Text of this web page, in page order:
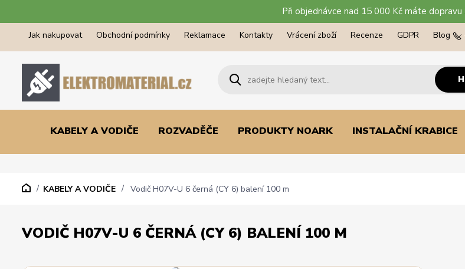
Při objednávce nad 15 000 Kč máte dopravu
Jak nakupovat Obchodní podmínky Reklamace Kontakty Vrácení zboží Recenze GDPR Blog
KABELY A VODIČE ROZVADĚČE PRODUKTY NOARK INSTALAČNÍ KRABICE
KABELY A VODIČE Vodič H07V-U 6 černá (CY 6) balení 100 m
VODIČ H07V-U 6 ČERNÁ (CY 6) BALENÍ 100 M